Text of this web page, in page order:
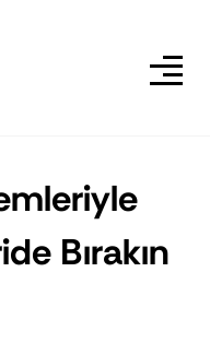
Bırakın